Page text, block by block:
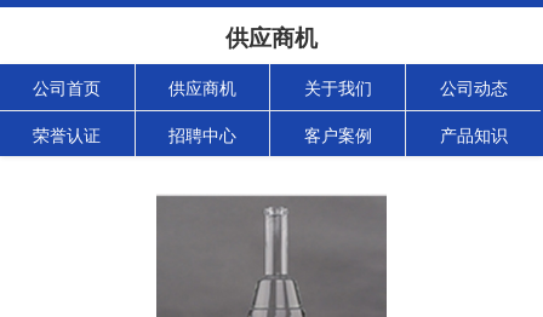
供应商机
公司首页 供应商机 关于我们 公司动态
荣誉认证 招聘中心 客户案例 产品知识